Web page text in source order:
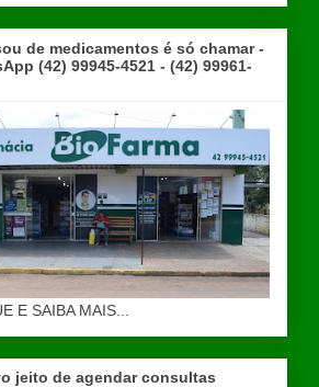
de medicamentos é só chamar -
(42) 99945-4521 - (42) 99961-
E SAIBA MAIS...
jeito de agendar consultas